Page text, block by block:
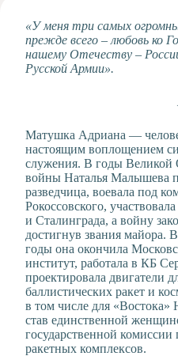
студия
Музыкальное
отделение
служба
«У меня три самых
прежде всего – любовь ко
нашему Отечеству –
Русской Армии».
Матушка Адриана —
настоящим воплощением
служения. В годы Великой
войны Наталья Малышева
разведчица, воевала под
Рокоссовского,
и Сталинграда, а войну
достигнув звания майора.
годы она окончила
институт, работала в КБ
проектировала двигатели
баллистических ракет и
в том числе для «Востока»
став единственной
государственной
ракетных комплексов.